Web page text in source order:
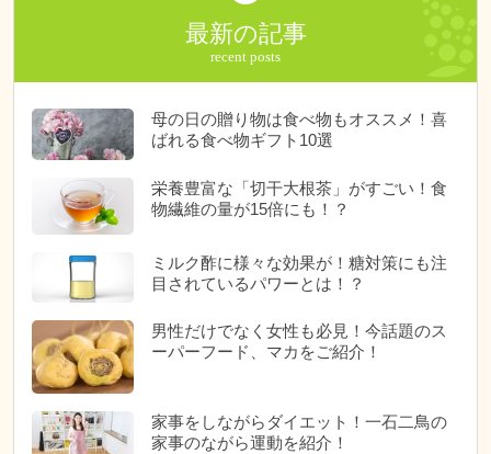
最新の記事
母の日の贈り物は食べ物もオススメ！喜
ばれる食べ物ギフト10選
栄養豊富な「切干大根茶」がすごい！食
物繊維の量が15倍にも！？
ミルク酢に様々な効果が！糖対策にも注
目されているパワーとは！？
男性だけでなく女性も必見！今話題のス
ーパーフード、マカをご紹介！
家事をしながらダイエット！一石二鳥の
家事のながら運動を紹介！